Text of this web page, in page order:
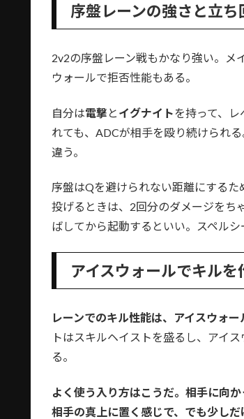
序盤レーンの強さと立ち
2v2の序盤レーン戦もかなり強い。メ
ウォールで拒否性能もある。
自分は電撃 と イグナイトを持って、
れても、ADCが相手を殴り続けられ
違う。
序盤はQを避けられない距離にするた
投げるときは、2回分のダメージをち
ばしてから起動するといい。スペル
アイスウォールでキルを
レーンでのキル性能は、アイスウォー
トはスキルヘイストを盛るし、アイ
る。
よく使う入り方はこうだ。相手に向
相手の真上に置く感じで、でも少し